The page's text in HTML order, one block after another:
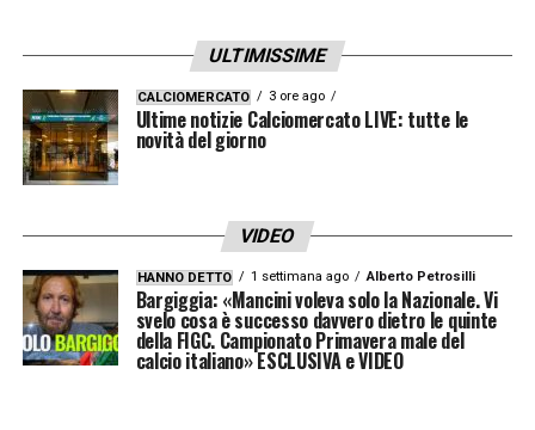
ULTIMISSIME
CALCIOMERCATO 3 ore ago
Ultime notizie Calciomercato LIVE: tutte le
novità del giorno
VIDEO
HANNO DETTO 1 settimana ago Alberto Petrosilli
Bargiggia: «Mancini voleva solo la Nazionale. Vi
svelo cosa è successo davvero dietro le quinte
della FIGC. Campionato Primavera male del
calcio italiano» ESCLUSIVA e VIDEO